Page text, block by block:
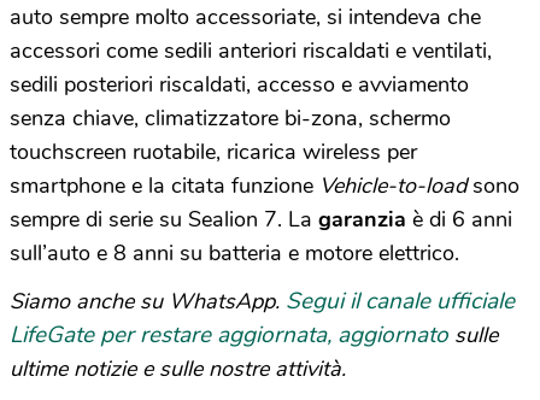
auto sempre molto accessoriate, si intendeva che
accessori come sedili anteriori riscaldati e ventilati,
sedili posteriori riscaldati, accesso e avviamento
senza chiave, climatizzatore bi-zona, schermo
touchscreen ruotabile, ricarica wireless per
smartphone e la citata funzione Vehicle-to-loadsono
sempre di serie su Sealion 7. La garanzia è di 6 anni
sull’auto e 8 anni su batteria e motore elettrico.
Siamo anche su WhatsApp. Segui il canale ufficiale
LifeGate per restare aggiornata, aggiornato sulle
ultime notizie e sulle nostre attività.